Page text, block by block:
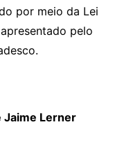
por meio da Lei
pelo
Jaime Lerner